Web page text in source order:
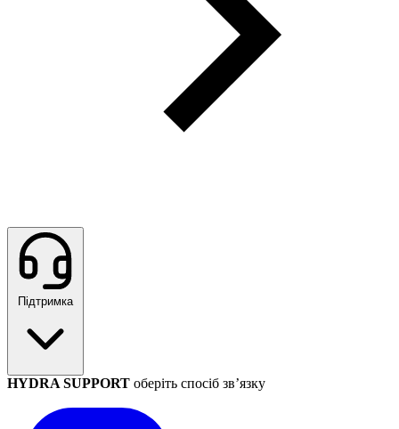
Підтримка
HYDRA SUPPORT оберіть спосіб зв’язку